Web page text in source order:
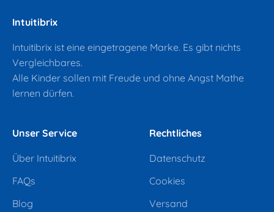
Intuitibrix
Intuitibrix ist eine eingetragene Marke. Es gibt nichts
Vergleichbares.
Alle Kinder sollen mit Freude und ohne Angst Mathe
lernen dürfen.
Unser Service
Über Intuitibrix
FAQs
Blog
Rechtliches
Datenschutz
Cookies
Versand